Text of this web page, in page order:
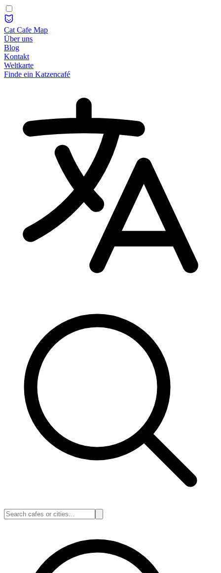
Cat Cafe Map
Über uns
Blog
Kontakt
Weltkarte
Finde ein Katzencafé